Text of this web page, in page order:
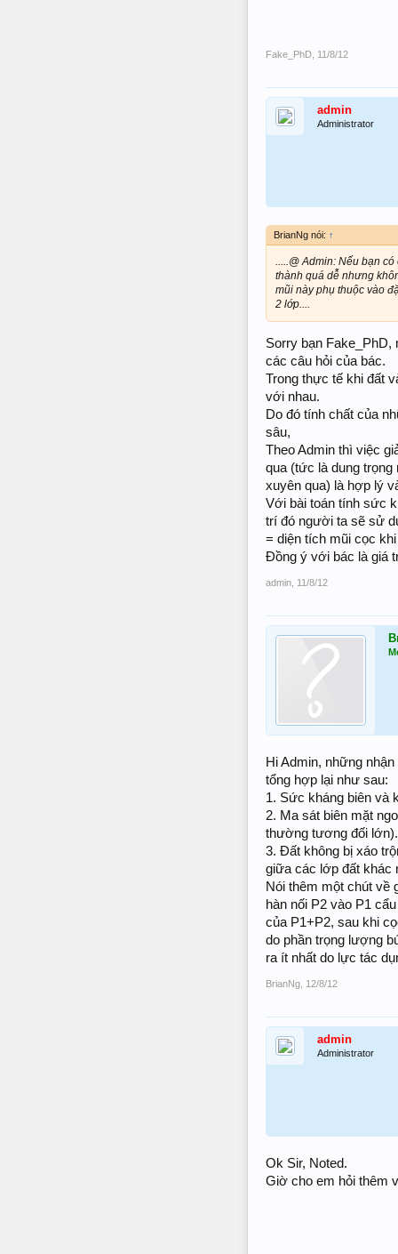
Fake_PhD 11/8/12
admin
Administrator
BrianNg nói: ↑
.....@ Admin: Nếu bạn
thành quá dễ nhưng
mũi này phụ thuộc vào
2 lớp....
Sorry bạn Fake_PhD,
các câu hỏi của bác.
Trong thực tế khi đất
với nhau.
Do đó tính chất của
sâu,
Theo Admin thì việc
qua (tức là dung trọng
xuyên qua) là hợp lý
Với bài toán tính sức
trí đó người ta sẽ sử
= diện tích mũi cọc
Đồng ý với bác là giá
admin 11/8/12
Hi Admin, những
tổng hợp lại như sau:
1. Sức kháng biên và
2. Ma sát biên mặt
thường tương đối lớn).
3. Đất không bị xáo
giữa các lớp đất khác
Nói thêm một chút về
hàn nối P2 vào P1
của P1+P2, sau khi
do phần trọng lượng
ra ít nhất do lực tác
BrianNg 12/8/12
admin
Administrator
Ok Sir, Noted.
Giờ cho em hỏi thêm